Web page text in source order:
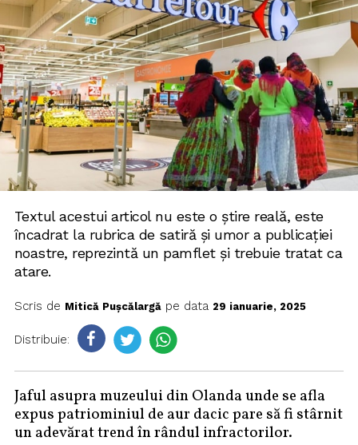
Textul acestui articol nu este o știre reală, este
încadrat la rubrica de satiră și umor a publicației
noastre, reprezintă un pamflet și trebuie tratat ca
atare.
Scris de Mitică Pușcălargăpe data 29 ianuarie, 2025
Distribuie:
Jaful asupra muzeului din Olanda unde se afla
expus patriominiul de aur dacic pare să fi stârnit
un adevărat trend în rândul infractorilor.